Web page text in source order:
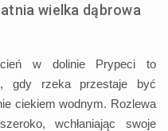
wielka dąbrowa
w dolinie Prypeci to
gdy rzeka przestaje być
ciekiem wodnym. Rozlewa
wchłaniając swoje